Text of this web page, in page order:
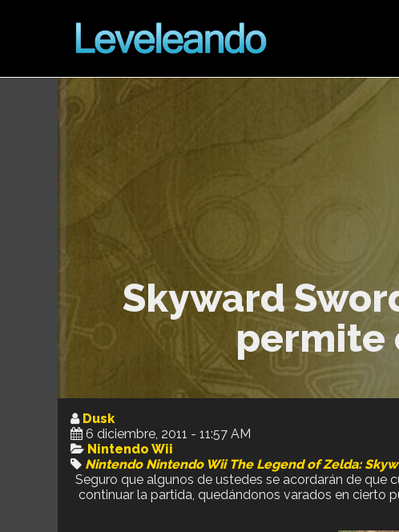
Skyward
permite
Dusk
6 diciembre, 2011 - 11:57 AM
Nintendo Wii
Nintendo Nintendo Wii The Legend of Zelda:
Seguro que algunos de ustedes se acordarán de que
continuar la partida, quedándonos varados en cierto